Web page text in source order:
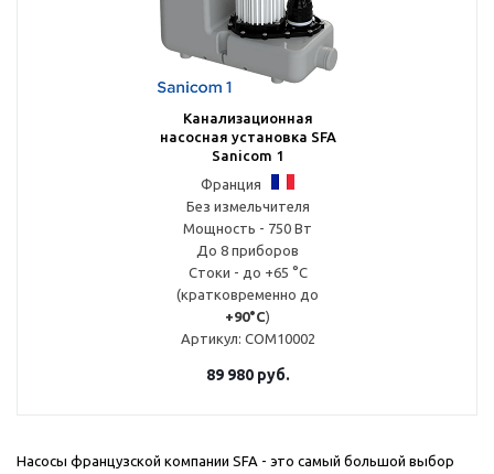
Канализационная
насосная установка SFA
Sanicom 1
Франция
Без измельчителя
Мощность - 750 Вт
До 8 приборов
Стоки - до +65 °С
(кратковременно до
+90°С)
Артикул: COM10002
89 980руб.
Насосы французской компании SFA - это самый большой выбор